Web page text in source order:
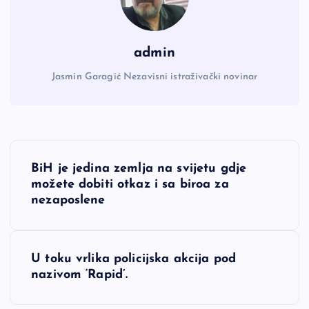
admin
Jasmin Garagić Nezavisni istraživački novinar
NBiH je jedina zemlja na svijetu gdje
možete dobiti otkaz i sa biroa za
nezaposlene
U toku vrlika policijska akcija pod
nazivom ‘Rapid’.